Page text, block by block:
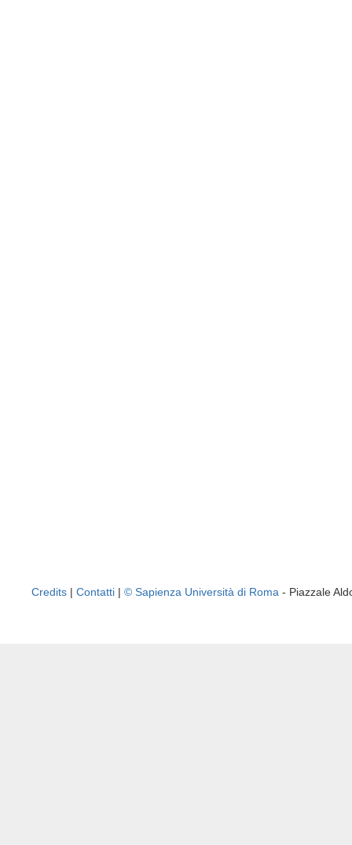
Credits | Contatti | © Sapienza Università di Roma - Piazzale